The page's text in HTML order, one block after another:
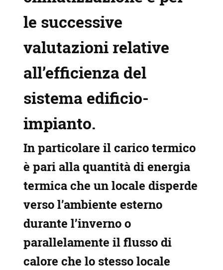
le successive
valutazioni relative
all’efficienza del
sistema edificio-
impianto.
In particolare il carico termico
è pari alla quantità di energia
termica che un locale disperde
verso l’ambiente esterno
durante l’inverno o
parallelamente il flusso di
calore che lo stesso locale